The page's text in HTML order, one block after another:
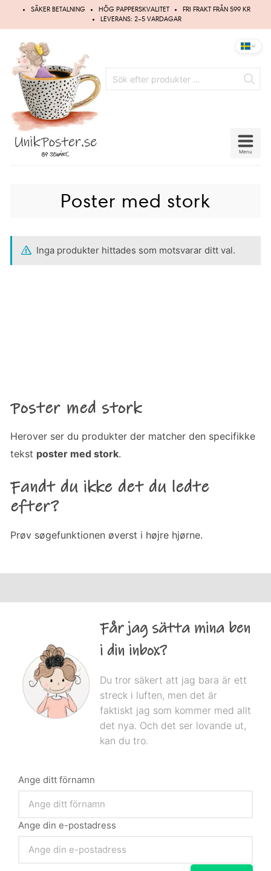
Hoppa
SÄKER BETALNING HÖG PAPPERSKVALITET
FRI FRAKT FRÅN 599 KR
LEVERANS: 2–5 VARDAGAR
Menu
Poster med stork
Inga produkter hittades som motsvarar ditt val.
Poster med stork
Herover ser du produkter der matcher den specifikke
tekst poster med stork.
Fandt du ikke det du ledte
efter?
Prøv søgefunktionen øverst i højre hjørne.
Får jag sätta mina ben
i din inbox?
Du tror säkert att jag bara är ett
streck i luften, men det är
faktiskt jag som kommer med allt
det nya. Och det ser lovande ut,
kan du tro.
Ange ditt förnamn
Ange din e-postadress